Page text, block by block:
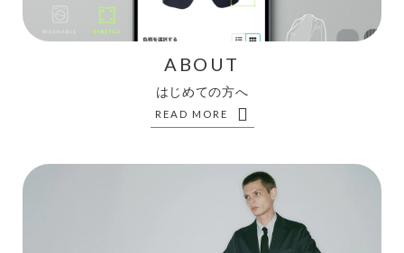
ABOUT
はじめての方へ
READ MORE